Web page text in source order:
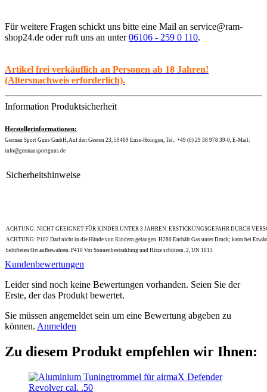
Für weitere Fragen schickt uns bitte eine Mail an service@ram-
shop24.de oder ruft uns an unter06106 - 259 0 110.
Artikel frei verkäuflich an Personen ab 18 Jahren!
(Altersnachweis erforderlich).
Information Produktsicherheit
Herstellerinformationen:
German Sport Guns GmbH, Auf den Geeren 23, 59469 Ense-Höingen, Tel.: +49 (0) 29 38 978 39-0, E-Mail:
info@germansportguns.de
Sicherheitshinweise
ACHTUNG: NICHT GEEIGNET FÜR KINDER UNTER 3 JAHREN. ERSTICKUNGSGEFAHR DURCH
ACHTUNG: P102 Darf nicht in die Hände von Kindern gelangen. H280 Enthält Gas unter Druck; kann bei
belüfteten Ort aufbewahren. P410 Vor Sonnenbestrahlung und Hitze schützen. 2, UN 1013
Kundenbewertungen
Leider sind noch keine Bewertungen vorhanden. Seien Sie der
Erste, der das Produkt bewertet.
Sie müssen angemeldet sein um eine Bewertung abgeben zu
können. Anmelden
Zu diesem Produkt empfehlen wir Ihnen: